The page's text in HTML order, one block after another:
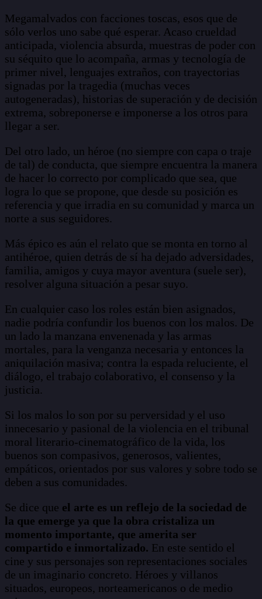
Megamalvados con facciones toscas, esos que de
sólo verlos uno sabe qué esperar. Acaso crueldad
anticipada, violencia absurda, muestras de poder con
su séquito que lo acompaña, armas y tecnología de
primer nivel, lenguajes extraños, con trayectorias
signadas por la tragedia (muchas veces
autogeneradas), historias de superación y de decisión
extrema, sobreponerse e imponerse a los otros para
llegar a ser.
Del otro lado, un héroe (no siempre con capa o traje
de tal) de conducta, que siempre encuentra la manera
de hacer lo correcto por complicado que sea, que
logra lo que se propone, que desde su posición es
referencia y que irradia en su comunidad y marca un
norte a sus seguidores.
Más épico es aún el relato que se monta en torno al
antihéroe, quien detrás de sí ha dejado adversidades,
familia, amigos y cuya mayor aventura (suele ser),
resolver alguna situación a pesar suyo.
En cualquier caso los roles están bien asignados,
nadie podría confundir los buenos con los malos. De
un lado la manzana envenenada y las armas
mortales, para la venganza necesaria y entonces la
aniquilación masiva; contra la espada reluciente, el
diálogo, el trabajo colaborativo, el consenso y la
justicia.
Si los malos lo son por su perversidad y el uso
innecesario y pasional de la violencia en el tribunal
moral literario-cinematográfico de la vida, los
buenos son compasivos, generosos, valientes,
empáticos, orientados por sus valores y sobre todo se
deben a sus comunidades.
Se dice que el arte es un reflejo de la sociedad de
la que emerge ya que la obra cristaliza un
momento importante, que amerita ser
compartido e inmortalizado. En este sentido el
cine y sus personajes son representaciones sociales
de un imaginario concreto. Héroes y villanos
situados, europeos, norteamericanos o de medio